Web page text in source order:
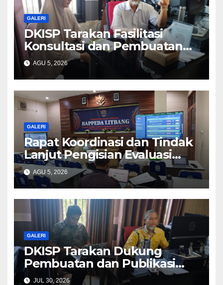
GALERI
DKISP Tarakan Fasilitasi
Konsultasi dan Pembuatan
Website DPUPR Tarakan
AGU 5, 2026
GALERI
Rapat Koordinasi dan Tindak
Lanjut Pengisian Evaluasi
PEMDI
AGU 5, 2026
GALERI
DKISP Tarakan Dukung
Pembuatan dan Publikasi
Website SDN Utama 2
JUL 30, 2026